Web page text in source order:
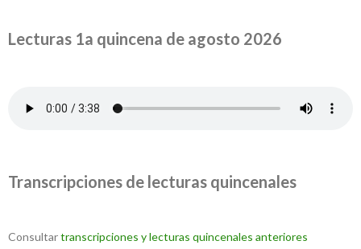
Lecturas 1a quincena de agosto 2026
Transcripciones de lecturas quincenales
Consultartranscripciones y lecturas quincenales anteriores